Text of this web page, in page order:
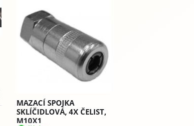
MAZACÍ SPOJKA
SKLÍČIDLOVÁ, 4X ČELIST,
M10X1